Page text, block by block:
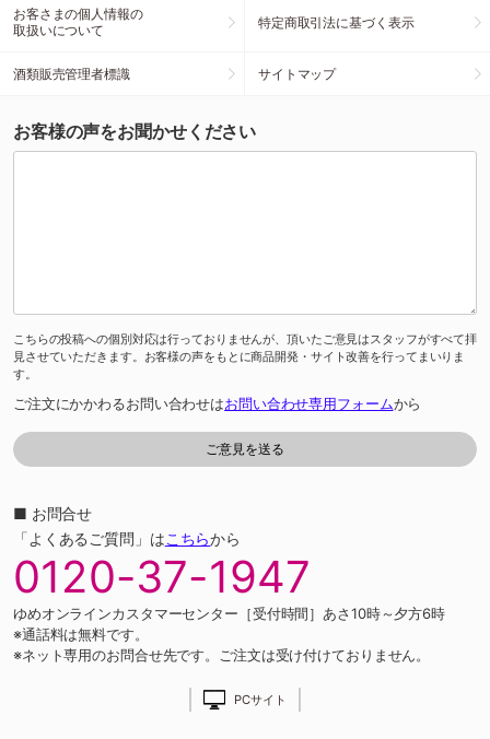
お客さまの個人情報の
取扱いについて
特定商取引法に基づく表示
酒類販売管理者標識 サイトマップ
お客様の声をお聞かせください
こちらの投稿への個別対応は行っておりませんが、頂いたご意見はスタッフがすべて拝
見させていただきます。お客様の声をもとに商品開発・サイト改善を行ってまいりま
す。
ご注文にかかわるお問い合わせはお問い合わせ専用フォームから
■ お問合せ
「よくあるご質問」はこちらから
0120-37-1947
ゆめオンラインカスタマーセンター［受付時間］あさ10時～夕方6時
※通話料は無料です。
※ネット専用のお問合せ先です。ご注文は受け付けておりません。
PCサイト